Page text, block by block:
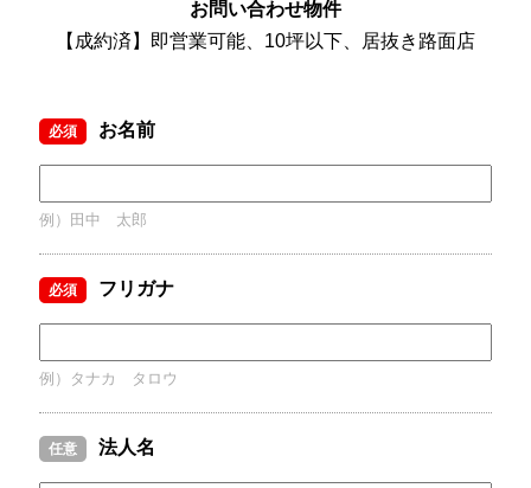
お問い合わせ物件
【成約済】即営業可能、10坪以下、居抜き路面店
必須 お名前
例）田中 太郎
必須 フリガナ
例）タナカ タロウ
任意 法人名